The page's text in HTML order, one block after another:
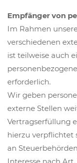
Empfänger von
Im Rahmen
verschiedenen
ist teilweise auch
erforderlich.
Wir geben
externe Stellen
Vertragserfüllung
hierzu verpflichtet
an
Interesse nach Art.